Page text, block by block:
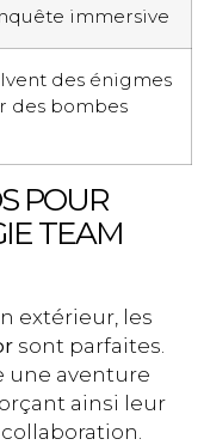
immersive
des énigmes
des bombes
POUR
TEAM
extérieur, les
sont parfaites.
une aventure
ainsi leur